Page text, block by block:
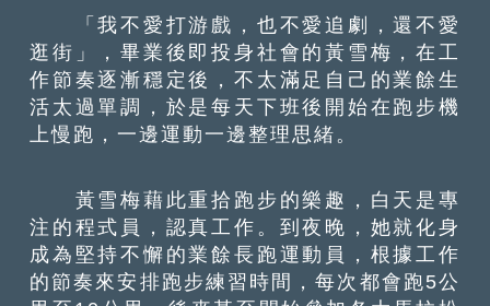
「我不愛打游戲，也不愛追劇，還不愛
逛街」，畢業後即投身社會的黃雪梅，在工
作節奏逐漸穩定後，不太滿足自己的業餘生
活太過單調，於是每天下班後開始在跑步機
上慢跑，一邊運動一邊整理思緒。
黃雪梅藉此重拾跑步的樂趣，白天是專
注的程式員，認真工作。到夜晚，她就化身
成為堅持不懈的業餘長跑運動員，根據工作
的節奏來安排跑步練習時間，每次都會跑5公